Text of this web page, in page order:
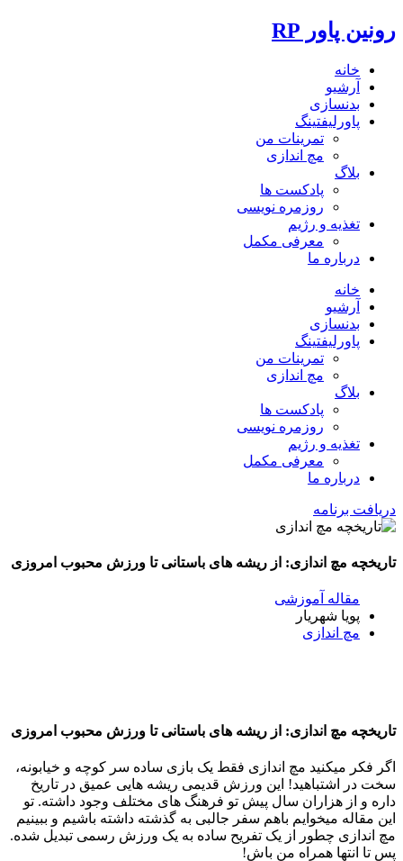
رونین پاور RP
خانه
آرشیو
بدنسازی
پاورلیفتینگ
تمرینات من
مچ اندازی
بلاگ
پادکست ها
روزمره نویسی
تغذیه و رژیم
معرفی مکمل
درباره ما
خانه
آرشیو
بدنسازی
پاورلیفتینگ
تمرینات من
مچ اندازی
بلاگ
پادکست ها
روزمره نویسی
تغذیه و رژیم
معرفی مکمل
درباره ما
دریافت برنامه
تاریخچه مچ اندازی: از ریشه های باستانی تا ورزش محبوب امروزی
مقاله آموزشی
پویا شهریار
مچ اندازی
تاریخچه مچ اندازی: از ریشه های باستانی تا ورزش محبوب امروزی
اگر فکر میکنید مچ اندازی فقط یک بازی ساده سر کوچه و خیابونه،
سخت در اشتباهید! این ورزش قدیمی ریشه هایی عمیق در تاریخ
داره و از هزاران سال پیش تو فرهنگ های مختلف وجود داشته. تو
این مقاله میخوایم باهم سفر جالبی به گذشته داشته باشیم و ببینیم
مچ اندازی چطور از یک تفریح ساده به یک ورزش رسمی تبدیل شده.
پس تا انتها همراه من باش!